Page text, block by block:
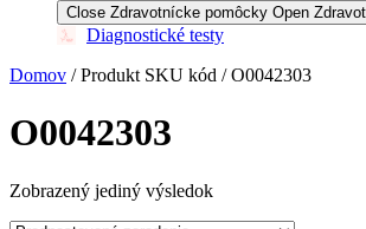
Close Zdravotnícke pomôcky Open
Diagnostické testy
Domov / Produkt SKU kód / O0042303
O0042303
Zobrazený jediný výsledok